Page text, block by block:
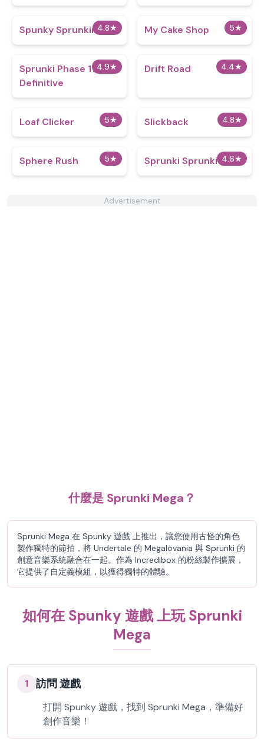
4.8★
Spunky Sprunkin 5★
My Cake Shop
4.9★
Sprunki Phase 11
Definitive
4.4★
Drift Road
5★
Loaf Clicker 4.8★
Slickback
5★
Sphere Rush 4.6★
Sprunki Sprunkier
Advertisement
什麼是 Sprunki Mega？
Sprunki Mega 在 Spunky 遊戲 上推出，讓您使用古怪的角色
製作獨特的節拍，將 Undertale 的 Megalovania 與 Sprunki 的
創意音樂系統融合在一起。作為 Incredibox 的粉絲製作擴展，
它提供了自定義模組，以獲得獨特的體驗。
如何在 Spunky 遊戲 上玩 Sprunki
Mega
1 訪問 遊戲
打開 Spunky 遊戲，找到 Sprunki Mega，準備好
創作音樂！